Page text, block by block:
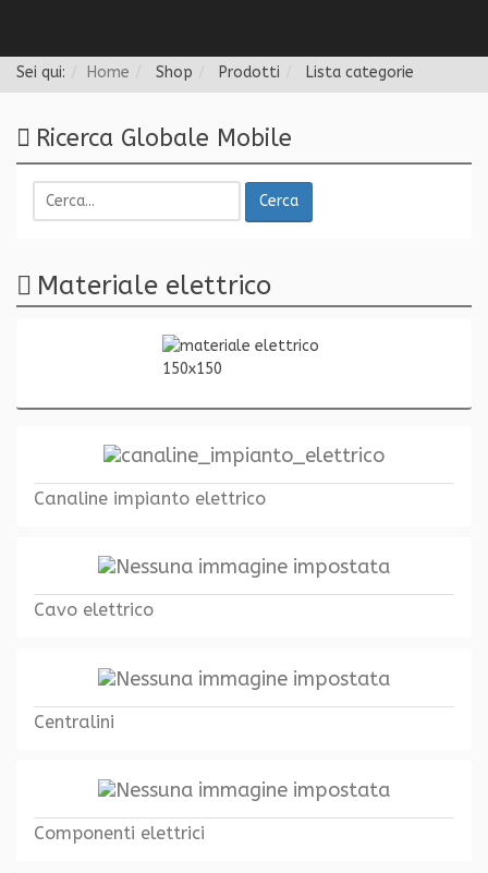
Sei qui: Home Shop Prodotti Lista categorie
Ricerca Globale Mobile
Cerca
Materiale elettrico
Canaline impianto elettrico
Cavo elettrico
Centralini
Componenti elettrici